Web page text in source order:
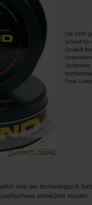
Die 1994
schnell für
Qualität
Preis-
eine der technologisch
entwickelt wurden.